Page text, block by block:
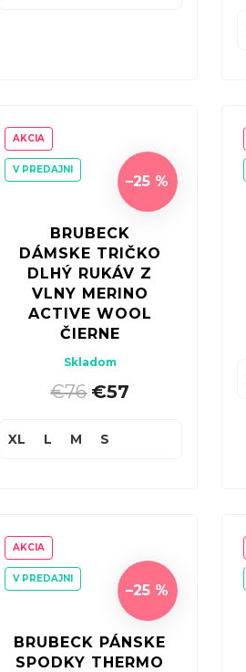
AKCIA
V PREDAJNI
–25 %
BRUBECK
DÁMSKE TRIČKO
DLHÝ RUKÁV Z
VLNY MERINO
ACTIVE WOOL
ČIERNE
Skladom
€76| €57
XL L M S
AKCIA
V PREDAJNI
–25 %
BRUBECK PÁNSKE
SPODKY THERMO